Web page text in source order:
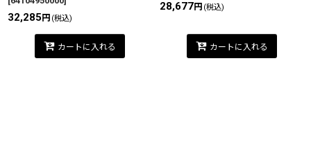
32,285 円 (税込)
カートに入れる
28,677円 (税込)
カートに入れる